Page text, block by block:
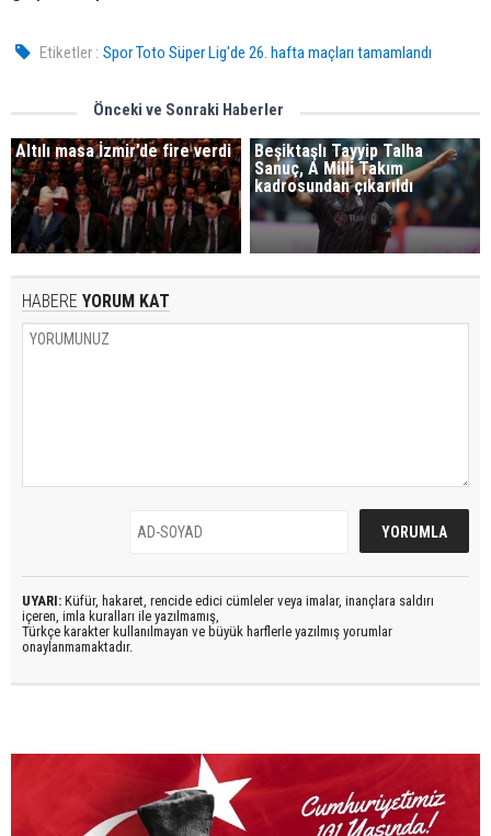
Etiketler : Spor Toto Süper Lig'de 26. hafta maçları tamamlandı
Önceki ve Sonraki Haberler
Altılı masa İzmir’de fire verdi
Beşiktaşlı Tayyip Talha
Sanuç, A Milli Takım
kadrosundan çıkarıldı
HABERE YORUM KAT
UYARI: Küfür, hakaret, rencide edici cümleler veya imalar, inançlara saldırı
içeren, imla kuralları ile yazılmamış,
Türkçe karakter kullanılmayan ve büyük harflerle yazılmış yorumlar
onaylanmamaktadır.